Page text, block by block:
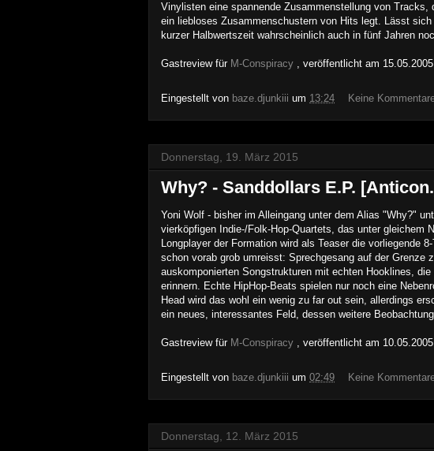
Vinylisten eine spannende Zusammenstellung von
ein liebloses Zusammenschustern von Hits legt. Lässt
kurzer Halbwertszeit wahrscheinlich auch in fünf Jahren
Gastreview für M-Conspiracy , veröffentlicht am 15.05.2005
Eingestellt von baze.djunkiii um 13:24 Keine
Donnerstag, 19. März 2015
Why? - Sanddollars E.P.
Yoni Wolf - bisher im Alleingang unter dem Alias "Why?"
vierköpfigen Indie-/Folk-Hop-Quartets, das unter gleichem
Longplayer der Formation wird als Teaser die vorliegende
schon vorab grob umreisst: Sprechgesang auf der Grenze
auskomponierten Songstrukturen mit echten Hooklines,
erinnern. Echte HipHop-Beats spielen nur noch eine
Head wird das wohl ein wenig zu far out sein, allerdings
ein neues, interessantes Feld, dessen weitere
Gastreview für M-Conspiracy , veröffentlicht am 10.05.2005
Eingestellt von baze.djunkiii um 02:49 Keine
Donnerstag, 12. März 2015